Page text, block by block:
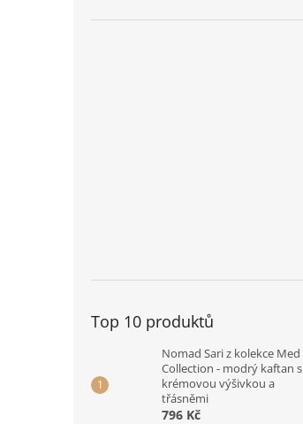
Top 10 produktů
Nomad Sari z kolekce Med
Collection - modrý kaftan s
krémovou výšivkou a
třásněmi
796 Kč